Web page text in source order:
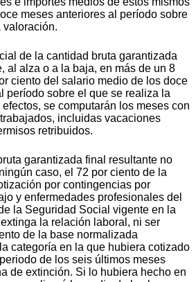
meses anteriores al período sobre
valoración.
de la cantidad bruta garantizada
al alza o a la baja, en más de un 8
ciento del salario medio de los doce
período sobre el que se realiza la
se computarán los meses con
incluidas vacaciones
retribuidos.
garantizada final resultante no
caso, el 72 por ciento de la
por contingencias por
y enfermedades profesionales del
la Seguridad Social vigente en la
la relación laboral, ni ser
de la base normalizada
categoría en la que hubiera cotizado
de los seis últimos meses
de extinción. Si lo hubiera hecho en